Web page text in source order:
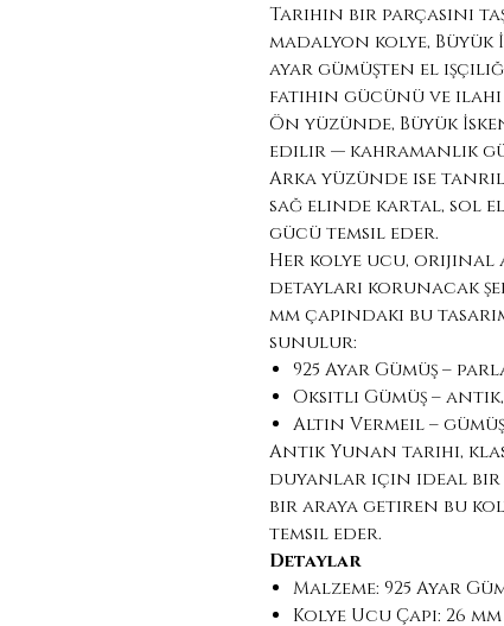
Tarihin bir parçasını
madalyon kolye, Büyük
ayar gümüşten el
fatihin gücünü ve ilahi
Ön yüzünde, Büyük
edilir — kahramanlık
Arka yüzünde ise
sağ elinde kartal, sol
gücü temsil eder.
Her kolye ucu, orijinal
detayları korunacak
mm çapındaki bu
sunulur:
925 Ayar Gümüş –
Oksitli Gümüş –
Altın Vermeil –
Antik Yunan tarihi,
duyanlar için ideal bir
bir araya getiren bu
temsil eder.
Detaylar
Malzeme: 925 Ayar
Kolye Ucu Çapı: 26 mm